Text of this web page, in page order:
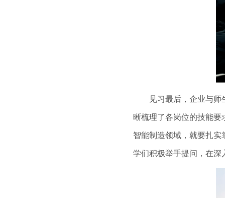
见习最后，企业与师生
晰梳理了各岗位的技能
智能制造领域，就要扎实
学们积极举手提问，在深